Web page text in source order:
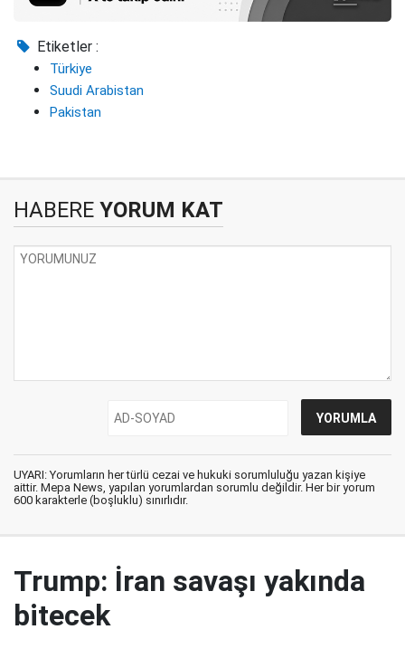
Etiketler :
Türkiye
Suudi Arabistan
Pakistan
HABERE YORUM KAT
UYARI: Yorumların her türlü cezai ve hukuki sorumluluğu yazan kişiye
aittir. Mepa News, yapılan yorumlardan sorumlu değildir. Her bir yorum
600 karakterle (boşluklu) sınırlıdır.
Trump: İran savaşı yakında
bitecek